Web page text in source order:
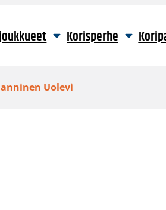
Korisperhe
Uolevi